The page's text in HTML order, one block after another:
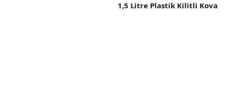
1,5 Litre Plastik Kilitli Kova